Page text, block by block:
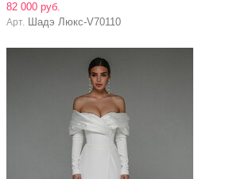
82 000 руб.
Арт. Шадэ Люкс-V70110